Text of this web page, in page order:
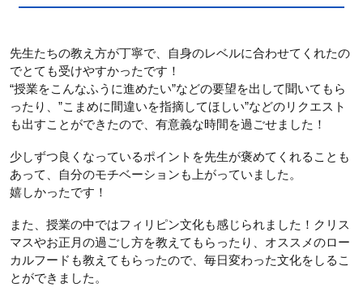
先生たちの教え方が丁寧で、自身のレベルに合わせてくれたの
でとても受けやすかったです！
“授業をこんなふうに進めたい”などの要望を出して聞いてもら
ったり、”こまめに間違いを指摘してほしい”などのリクエスト
も出すことができたので、有意義な時間を過ごせました！
少しずつ良くなっているポイントを先生が褒めてくれることも
あって、自分のモチベーションも上がっていました。
嬉しかったです！
また、授業の中ではフィリピン文化も感じられました！クリス
マスやお正月の過ごし方を教えてもらったり、オススメのロー
カルフードも教えてもらったので、毎日変わった文化をしるこ
とができました。